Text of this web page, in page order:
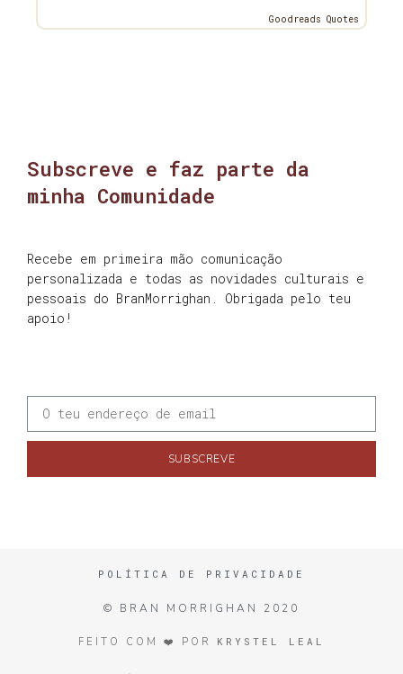
Goodreads Quotes
Subscreve e faz parte da
minha Comunidade
Recebe em primeira mão comunicação
personalizada e todas as novidades culturais e
pessoais do BranMorrighan. Obrigada pelo teu
apoio!
SUBSCREVE
POLÍTICA DE PRIVACIDADE
© BRAN MORRIGHAN 2020
FEITO COM ❤️ POR KRYSTEL LEAL